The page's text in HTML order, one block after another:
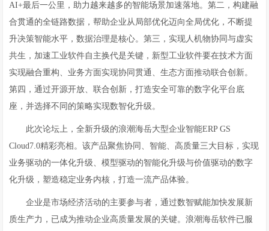
AI+最后一公里，助力越来越多的智能场景加速落地。第二，构建融
合贯通的全链路数据，帮助企业从局部优化迈向全局优化，不断提
升决策智能水平，数据治理是核心。第三，实现人机物协同与虚实
共生，加速工业软件自主换代是关键，新型工业软件要在技术方面
实现融合重构、业务方面实现协同贯通、生态方面推动联合创新。
第四，通过开源开放、联合创新，打造安全可靠的数字化平台底
座，并选择不同的策略实现数智化升级。
此次论坛上，全新升级的浪潮海岳大型企业智能ERP GS
Cloud7.0精彩亮相。该产品聚焦协同、智能、高质量三大目标，实现
业务驱动的一体化升级、模型驱动的智能化升级与价值驱动的数字
化升级，塑造稳定业务内核，打造一流产品体验。
企业是市场经济活动的主要参与者，通过数智赋能加快发展新
质生产力，已成为推动企业高质量发展的关键。浪潮海岳软件已服